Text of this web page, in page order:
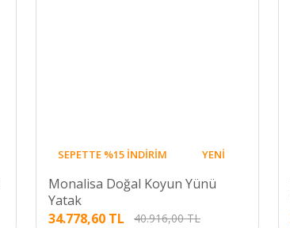
SEPETTE %15 İNDİRİM YENİ
Monalisa Doğal Koyun Yünü
Yatak
34.778,60 TL
40.916,00 TL